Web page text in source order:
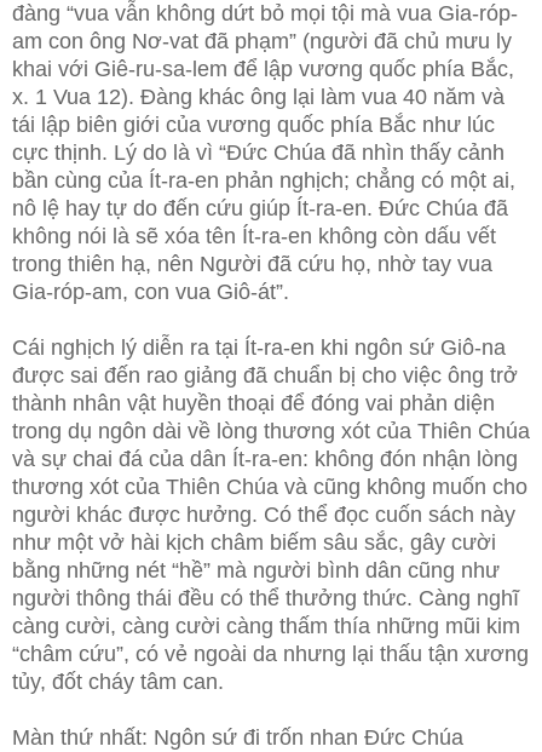
đàng “vua vẫn không dứt bỏ mọi tội mà vua Gia-róp-
am con ông Nơ-vat đã phạm” (người đã chủ mưu ly
khai với Giê-ru-sa-lem để lập vương quốc phía Bắc,
x. 1 Vua 12). Đàng khác ông lại làm vua 40 năm và
tái lập biên giới của vương quốc phía Bắc như lúc
cực thịnh. Lý do là vì “Đức Chúa đã nhìn thấy cảnh
bần cùng của Ít-ra-en phản nghịch; chẳng có một ai,
nô lệ hay tự do đến cứu giúp Ít-ra-en. Đức Chúa đã
không nói là sẽ xóa tên Ít-ra-en không còn dấu vết
trong thiên hạ, nên Người đã cứu họ, nhờ tay vua
Gia-róp-am, con vua Giô-át”.
Cái nghịch lý diễn ra tại Ít-ra-en khi ngôn sứ Giô-na
được sai đến rao giảng đã chuẩn bị cho việc ông trở
thành nhân vật huyền thoại để đóng vai phản diện
trong dụ ngôn dài về lòng thương xót của Thiên Chúa
và sự chai đá của dân Ít-ra-en: không đón nhận lòng
thương xót của Thiên Chúa và cũng không muốn cho
người khác được hưởng. Có thể đọc cuốn sách này
như một vở hài kịch châm biếm sâu sắc, gây cười
bằng những nét “hề” mà người bình dân cũng như
người thông thái đều có thể thưởng thức. Càng nghĩ
càng cười, càng cười càng thấm thía những mũi kim
“châm cứu”, có vẻ ngoài da nhưng lại thấu tận xương
tủy, đốt cháy tâm can.
Màn thứ nhất: Ngôn sứ đi trốn nhan Đức Chúa